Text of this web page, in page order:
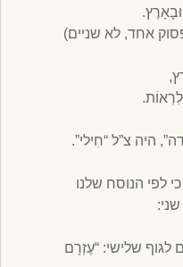
אחד, לא שניים)
לפי הנוסח שלנו
לגוף שלישי: “עֶזְרָם